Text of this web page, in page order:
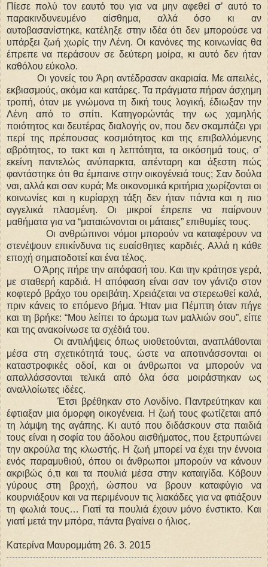
Πίεσε πολύ τον εαυτό του για να μην αφεθεί σ’ αυτό το
παρακινδυνευμένο αίσθημα, αλλά όσο κι αν
αυτοβασανίστηκε, κατέληξε στην ιδέα ότι δεν μπορούσε να
υπάρξει ζωή χωρίς την Λένη. Οι κανόνες της κοινωνίας θα
έπρεπε να περάσουν σε δεύτερη μοίρα, κι αυτό δεν ήταν
καθόλου εύκολο.
Οι γονείς του Άρη αντέδρασαν ακαριαία. Με απειλές,
εκβιασμούς, ακόμα και κατάρες. Τα πράγματα πήραν άσχημη
τροπή, όταν με γνώμονα τη δική τους λογική, έδιωξαν την
Λένη από το σπίτι. Κατηγορώντάς την ως χαμηλής
ποιότητος και δευτέρας διαλογής ον, που δεν σκαμπάζει γρι
περί της πρέπουσας κοσμιότητος και της επιβαλλόμενης
αβρότητος, το τακτ και η λεπτότητα, τα οικόσημά τους, σ’
εκείνη παντελώς ανύπαρκτα, απένταρη και άξεστη πώς
φαντάστηκε ότι θα έμπαινε στην οικογένειά τους; Σαν δούλα
ναι, αλλά και σαν κυρά; Με οικονομικά κριτήρια χωρίζονται οι
κοινωνίες και η κυρίαρχη τάξη δεν ήταν πάντα και η πιο
αγγελικά πλασμένη. Οι μικροί έπρεπε να παίρνουν
μαθήματα για να “ματαιώνονται οι μάταιες” επιθυμίες τους.
Οι ανθρώπινοι νόμοι μπορούν να καταφέρουν να
στενέψουν επικίνδυνα τις ευαίσθητες καρδιές. Αλλά η κάθε
εποχή σηματοδοτεί και ένα τέλος.
Ο Άρης πήρε την απόφασή του. Και την κράτησε γερά,
με σταθερή καρδιά. Η απόφαση είναι σαν τον γάντζο στον
κοφτερό βράχο του ορειβάτη. Χρειάζεται να στερεωθεί καλά,
πριν κάνεις το επόμενο βήμα. Ήταν μια Πέμπτη όταν πήγε
και τη βρήκε: “Μου λείπει το άρωμα των μαλλιών σου”, είπε
και της ανακοίνωσε τα σχέδιά του.
Οι αντιλήψεις όπως υιοθετούνται, αναπλάθονται
μέσα στη σχετικότητά τους, ώστε να αποτινάσσονται οι
καταστροφικές οδοί, και οι άνθρωποι να μπορούν να
απαλλάσσονται τελικά από όλα όσα μοιράστηκαν ως
αναλλοίωτες ιδέες.
Έτσι βρέθηκαν στο Λονδίνο. Παντρεύτηκαν και
έφτιαξαν μια όμορφη οικογένεια. Η ζωή τους φωτίζεται από
τη λάμψη της αγάπης. Κι αυτό που διδάσκουν στα παιδιά
τους είναι η σοφία του άδολου αισθήματος, που ξετρυπώνει
την ακρούλα της κλωστής. Η ζωή μπορεί να έχει την έννοια
ενός παραμυθιού, όπου οι άνθρωποι μπορούν να κάνουν
ακριβώς ό,τι και τα πουλιά μέσα στην καταιγίδα. Κόβουν
γύρους στη βροχή, ώσπου να βρουν καταφύγιο να
κουρνιάξουν και να περιμένουν τις λιακάδες για να φτιάξουν
τη φωλιά τους… Γιατί τα πουλιά έχουν μόνο ένστικτο. Και
γιατί μετά την μπόρα, πάντα βγαίνει ο ήλιος.
Κατερίνα Μαυρομμάτη 26. 3. 2015